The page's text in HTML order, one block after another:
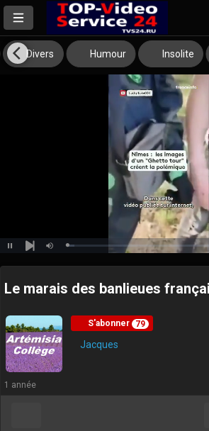
Divers Humour Insolite
Pause Mute Loaded:
Le marais des banlieues
S'abonner 79
Jacques
1 année